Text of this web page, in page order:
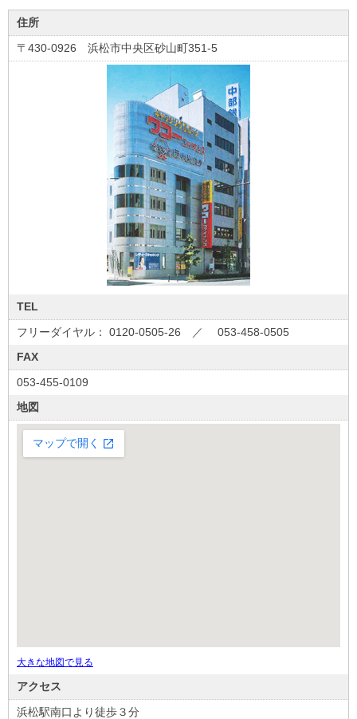
住所
〒430-0926 浜松市中央区砂山町351-5
TEL
フリーダイヤル： 0120-0505-26 ／ 053-458-0505
FAX
053-455-0109
地図
大きな地図で見る
アクセス
浜松駅南口より徒歩３分